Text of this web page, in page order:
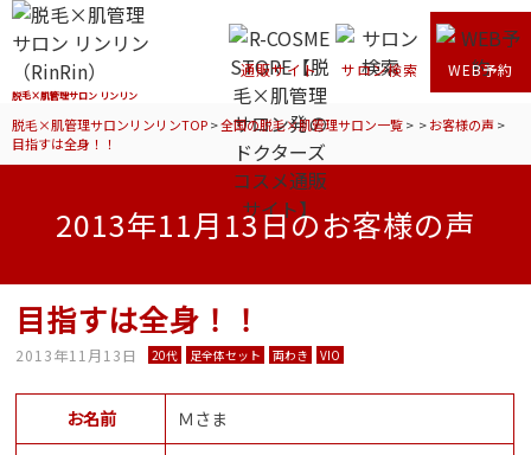
脱毛×肌管理サロン リンリン
通販サイト サロン検索 WEB予約
脱毛×肌管理サロンリンリンTOP>全国の脱毛×肌管理サロン一覧> >お客様の声 >
目指すは全身！！
2013年11月13日のお客様の声
目指すは全身！！
2013年11月13日 20代 足全体セット 両わき VIO
お名前 Ｍさま